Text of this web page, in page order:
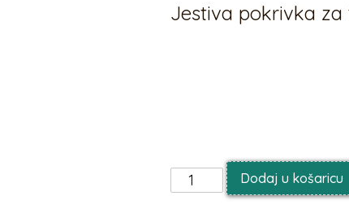
Jestiva pokrivka
Dodaj u košaricu